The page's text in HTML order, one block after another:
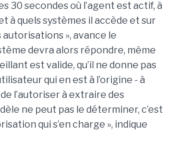
30 secondes où l’agent est actif, à
à quels systèmes il accède et sur
autorisations », avance le
devra alors répondre, même
est valide, qu’il ne donne pas
qui en est à l’origine - à
l’autoriser à extraire des
ne peut pas le déterminer, c’est
qui s’en charge », indique